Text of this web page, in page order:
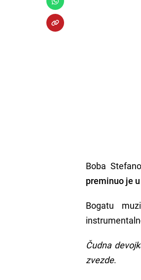
Boba
preminuo je
Bogatu
Čudna
zvezde.